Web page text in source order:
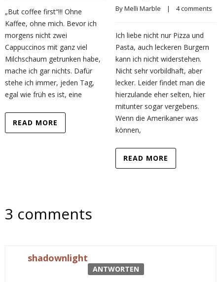
„But coffee first“!!! Ohne
Kaffee, ohne mich. Bevor ich
morgens nicht zwei
Cappuccinos mit ganz viel
Milchschaum getrunken habe,
mache ich gar nichts. Dafür
stehe ich immer, jeden Tag,
egal wie früh es ist, eine
READ MORE
By Melli Marble
    |
4 comments
Ich liebe nicht nur Pizza und
Pasta, auch leckeren Burgern
kann ich nicht widerstehen.
Nicht sehr vorbildhaft, aber
lecker. Leider findet man die
hierzulande eher selten, hier
mitunter sogar vergebens.
Wenn die Amerikaner was
können,
READ MORE
3 comments
shadownlight
ANTWORTEN